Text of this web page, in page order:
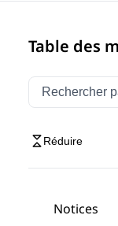
Table des
Filtrer la
Saisissez
Réduire
Notices